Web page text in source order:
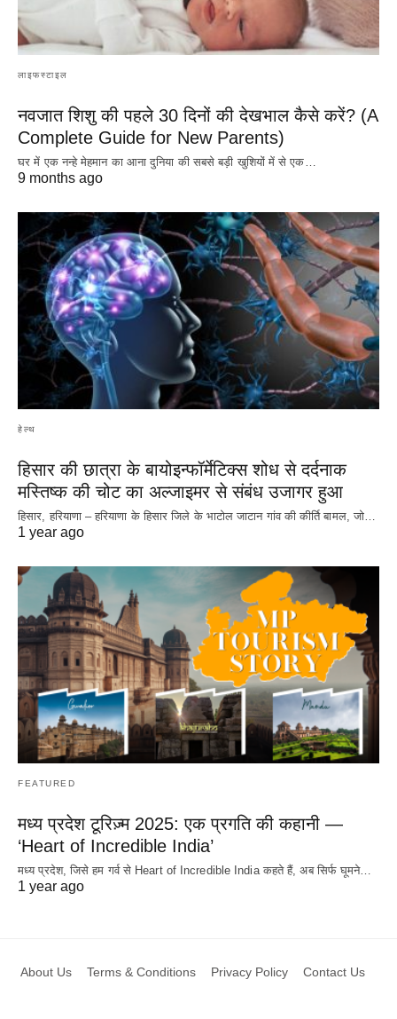
लाइफस्टाइल
नवजात शिशु की पहले 30 दिनों की देखभाल कैसे करें? (A
Complete Guide for New Parents)
घर में एक नन्हे मेहमान का आना दुनिया की सबसे बड़ी खुशियों में से एक…
9 months ago
हेल्थ
हिसार की छात्रा के बायोइन्फॉर्मेटिक्स शोध से दर्दनाक
मस्तिष्क की चोट का अल्जाइमर से संबंध उजागर हुआ
हिसार, हरियाणा – हरियाणा के हिसार जिले के भाटोल जाटान गांव की कीर्ति बामल, जो…
1 year ago
FEATURED
मध्य प्रदेश टूरिज़्म 2025: एक प्रगति की कहानी —
‘Heart of Incredible India’
मध्य प्रदेश, जिसे हम गर्व से Heart of Incredible India कहते हैं, अब सिर्फ घूमने…
1 year ago
About Us Terms & Conditions Privacy Policy Contact Us